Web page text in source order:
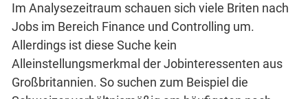
Im Analysezeitraum schauen sich viele Briten nach
Jobs im Bereich Finance und Controlling um.
Allerdings ist diese Suche kein
Alleinstellungsmerkmal der Jobinteressenten aus
Großbritannien. So suchen zum Beispiel die